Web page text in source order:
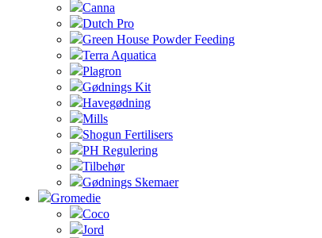
Canna
Dutch Pro
Green House Powder Feeding
Terra Aquatica
Plagron
Gødnings Kit
Havegødning
Mills
Shogun Fertilisers
PH Regulering
Tilbehør
Gødnings Skemaer
Gromedie
Coco
Jord